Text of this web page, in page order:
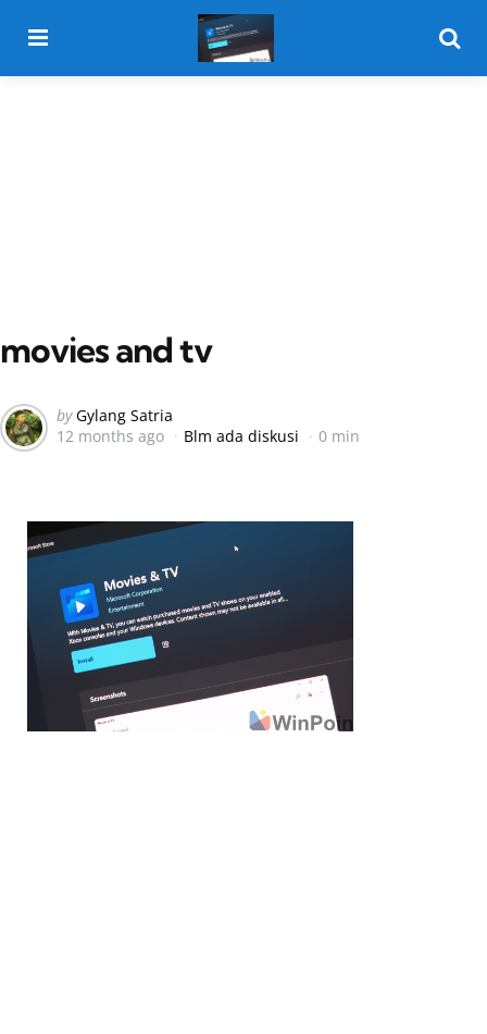
movies and tv
Posted
by
by Gylang Satria
12 months ago
Blm ada diskusi 0 min